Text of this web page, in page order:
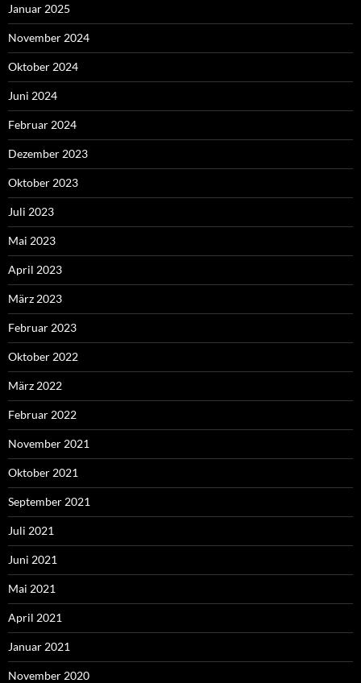
Januar 2025
November 2024
Oktober 2024
Juni 2024
Februar 2024
Dezember 2023
Oktober 2023
Juli 2023
Mai 2023
April 2023
März 2023
Februar 2023
Oktober 2022
März 2022
Februar 2022
November 2021
Oktober 2021
September 2021
Juli 2021
Juni 2021
Mai 2021
April 2021
Januar 2021
November 2020